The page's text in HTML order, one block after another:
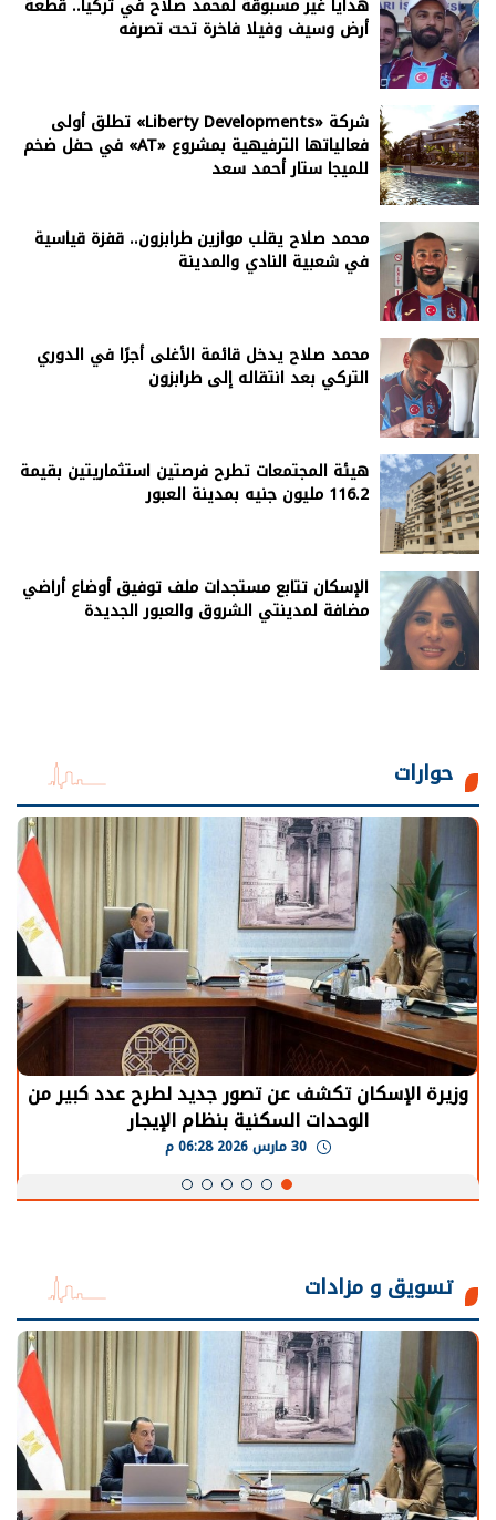
أرض وسيف وفيلا فاخرة تحت تصرفه
شركة «Liberty Developments» تطلق أولى
فعالياتها الترفيهية بمشروع «AT» في حفل ضخم
للميجا ستار أحمد سعد
محمد صلاح يقلب موازين طرابزون.. قفزة قياسية
في شعبية النادي والمدينة
محمد صلاح يدخل قائمة الأغلى أجرًا في الدوري
التركي بعد انتقاله إلى طرابزون
هيئة المجتمعات تطرح فرصتين استثماريتين بقيمة
116.2 مليون جنيه بمدينة العبور
الإسكان تتابع مستجدات ملف توفيق أوضاع أراضي
مضافة لمدينتي الشروق والعبور الجديدة
حوارات
وزيرة الإسكان تكشف عن تصور جديد لطرح عدد كبير من
الوحدات السكنية بنظام الإيجار
تسويق و مزادات